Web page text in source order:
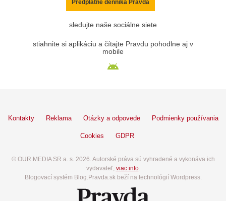
Predplatné denníka Pravda
sledujte naše sociálne siete
stiahnite si aplikáciu a čítajte Pravdu pohodlne aj v
mobile
Kontakty Reklama Otázky a odpovede Podmienky používania
Cookies GDPR
© OUR MEDIA SR a. s. 2026. Autorské práva sú vyhradené a vykonáva ich
vydavateľ, viac info.
Blogovací systém Blog.Pravda.sk beží na technológií Wordpress.